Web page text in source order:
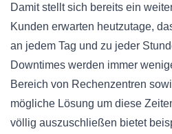
Damit stellt sich bereits ein
Kunden erwarten heutzutage,
an jedem Tag und zu jeder
Downtimes werden immer
Bereich von Rechenzentren
mögliche Lösung um diese
völlig auszuschließen bietet